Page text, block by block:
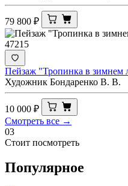
79 800 ₽
47215
Пейзаж "Тропинка в зимнем
Художник Бондаренко В. В.
10 000 ₽
Смотреть все →
03
Стоит посмотреть
Популярное